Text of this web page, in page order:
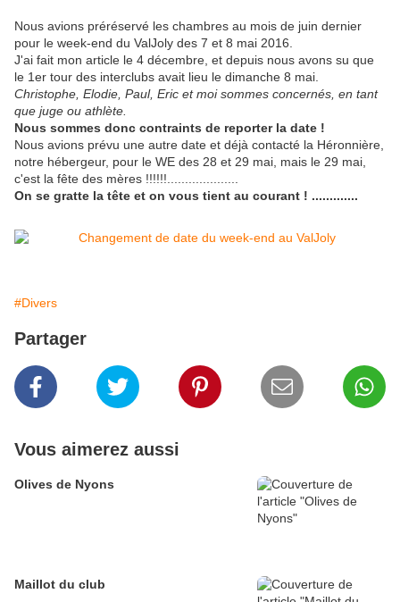
Nous avions préréservé les chambres au mois de juin dernier
pour le week-end du ValJoly des 7 et 8 mai 2016.
J'ai fait mon article le 4 décembre, et depuis nous avons su que
le 1er tour des interclubs avait lieu le dimanche 8 mai.
Christophe, Elodie, Paul, Eric et moi sommes concernés, en tant
que juge ou athlète.
Nous sommes donc contraints de reporter la date !
Nous avions prévu une autre date et déjà contacté la Héronnière,
notre hébergeur, pour le WE des 28 et 29 mai, mais le 29 mai,
c'est la fête des mères !!!!!!....................
On se gratte la tête et on vous tient au courant ! .............
#Divers
Partager
Vous aimerez aussi
Olives de Nyons
Maillot du club